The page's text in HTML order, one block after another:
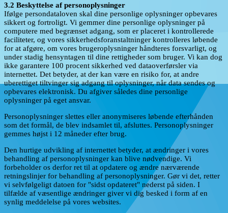
3.2 Beskyttelse af personoplysninger
Ifølge persondataloven skal dine personlige oplysninger opbevares
sikkert og fortroligt. Vi gemmer dine personlige oplysninger på
computere med begrænset adgang, som er placeret i kontrollerede
faciliteter, og vores sikkerhedsforanstaltninger kontrolleres løbende
for at afgøre, om vores brugeroplysninger håndteres forsvarligt, og
under stadig hensyntagen til dine rettigheder som bruger. Vi kan dog
ikke garantere 100 procent sikkerhed ved dataoverførsler via
internettet. Det betyder, at der kan være en risiko for, at andre
uberettiget tiltvinger sig adgang til oplysninger, når data sendes og
opbevares elektronisk. Du afgiver således dine personlige
oplysninger på eget ansvar.
Personoplysninger slettes eller anonymiseres løbende efterhånden
som det formål, de blev indsamlet til, afsluttes. Personoplysninger
gemmes højst i 12 måneder efter brug.
Den hurtige udvikling af internettet betyder, at ændringer i vores
behandling af personoplysninger kan blive nødvendige. Vi
forbeholder os derfor ret til at opdatere og ændre nærværende
retningslinjer for behandling af personoplysninger. Gør vi det, retter
vi selvfølgeligt datoen for "sidst opdateret" nederst på siden. I
tilfælde af væsentlige ændringer giver vi dig besked i form af en
synlig meddelelse på vores websites.